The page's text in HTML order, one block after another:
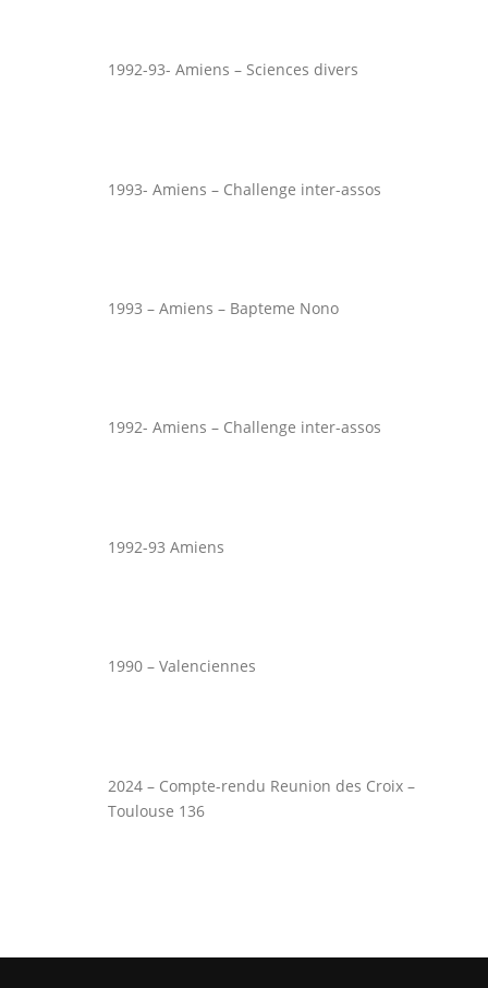
1992-93- Amiens – Sciences divers
1993- Amiens – Challenge inter-assos
1993 – Amiens – Bapteme Nono
1992- Amiens – Challenge inter-assos
1992-93 Amiens
1990 – Valenciennes
2024 – Compte-rendu Reunion des Croix –
Toulouse 136